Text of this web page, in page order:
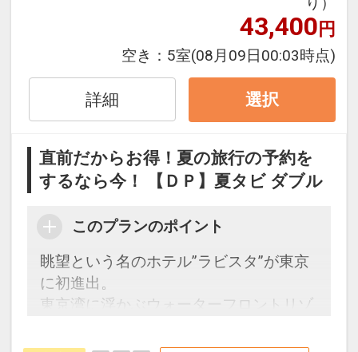
「食事なしプラン」と「朝食付プラン」
をご用意しています。
●「食事なしプラン」と「朝食付プラ
ン」を掲載しています。
件】の項目でご確認のうえ、予約にお進
み下さい。
設定期間：2026年6月1日～2026年9月
インターネットコース番号：DP-1-
17673726
43,400円
空き： 5室(08月09日00:03時点)
詳細 選択
直前だからお得！夏の旅行の予約を
するなら今！ 【ＤＰ】夏タビ ダブル
このプランのポイント
眺望という名のホテル”ラビスタ”が東京
に初進出。
東京湾に浮かぶウォーターフロントリゾ